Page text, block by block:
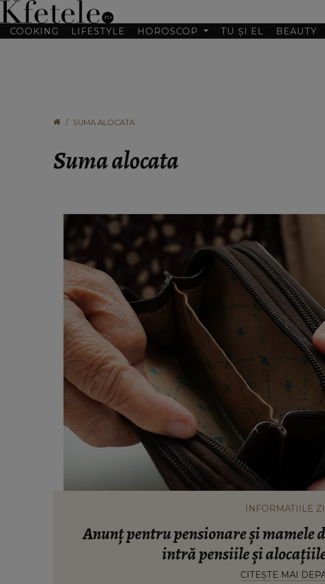
COOKING LIFESTYLE HOROSCOP TU ȘI EL BEAUTY
SUMA ALOCATA
Suma alocata
INFORMATIILE
Anunț pentru pensionare și mamele
intră pensiile și
CITEȘTE MAI